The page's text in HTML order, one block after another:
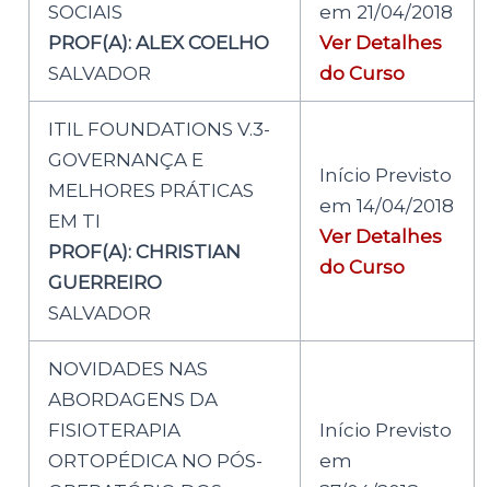
SOCIAIS
PROF(A): ALEX COELHO
SALVADOR
em 21/04/2018
Ver Detalhes
do Curso
ITIL FOUNDATIONS V.3-
GOVERNANÇA E
MELHORES PRÁTICAS
EM TI
PROF(A): CHRISTIAN
GUERREIRO
SALVADOR
Início Previsto
em 14/04/2018
Ver Detalhes
do Curso
NOVIDADES NAS
ABORDAGENS DA
FISIOTERAPIA
ORTOPÉDICA NO PÓS-
Início Previsto
em